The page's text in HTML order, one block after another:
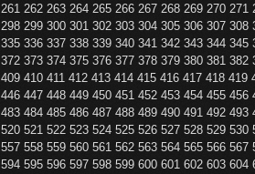
261 262 263 264 265 266 267 268 269 270 271
298 299 300 301 302 303 304 305 306 307 308
335 336 337 338 339 340 341 342 343 344 345
372 373 374 375 376 377 378 379 380 381 382
409 410 411 412 413 414 415 416 417 418 419
446 447 448 449 450 451 452 453 454 455 456
483 484 485 486 487 488 489 490 491 492 493
520 521 522 523 524 525 526 527 528 529 530
557 558 559 560 561 562 563 564 565 566 567
594 595 596 597 598 599 600 601 602 603 604